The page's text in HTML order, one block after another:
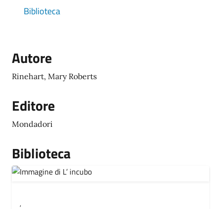
Biblioteca
Autore
Rinehart, Mary Roberts
Editore
Mondadori
Biblioteca
,